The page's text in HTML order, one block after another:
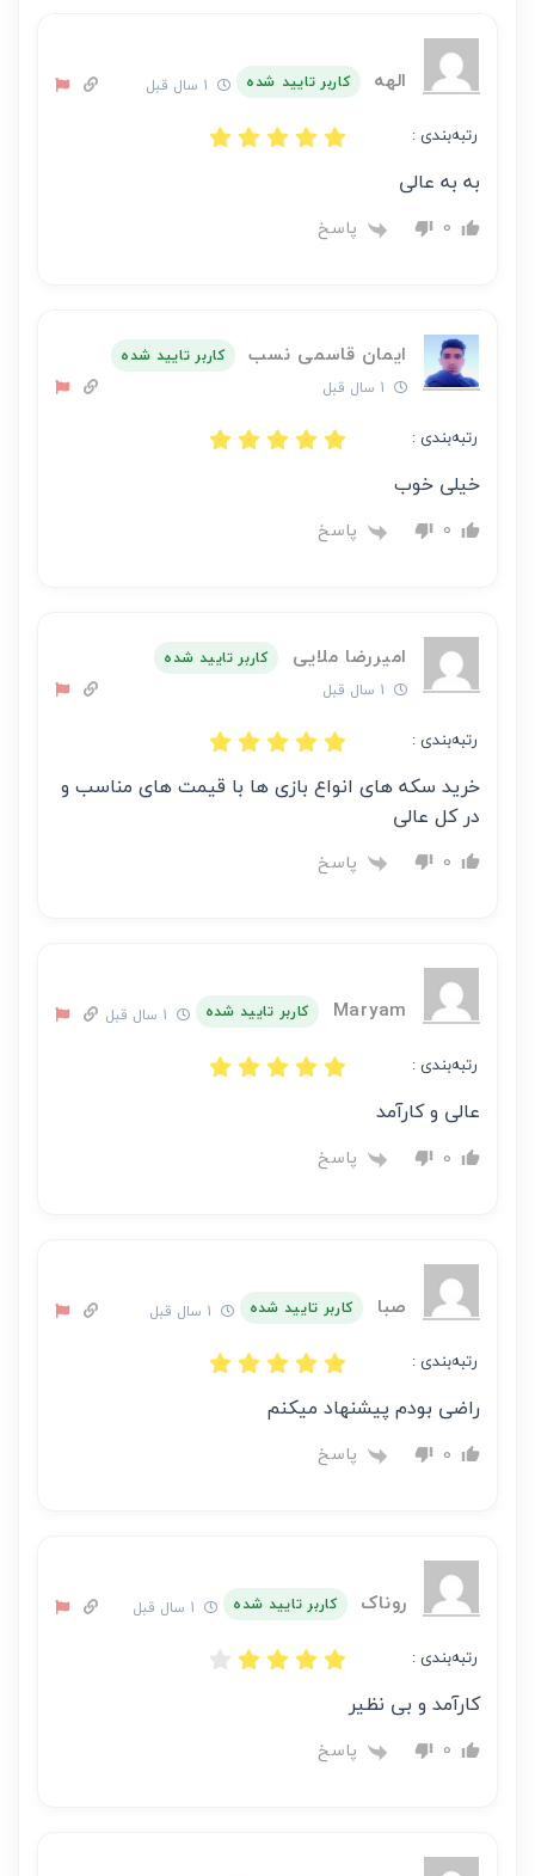
الهه کاربر تایید شده
رتبه‌بندی :
به به عالی
0 پاسخ
ایمان قاسمی نسب
کاربر تایید شده
رتبه‌بندی :
خیلی خوب
0 پاسخ
امیررضا ملایی
کاربر تایید شده
رتبه‌بندی :
خرید سکه های انواع بازی ها با قیمت های مناسب و
در کل عالی
0 پاسخ
Maryam کاربر تایید شده
رتبه‌بندی :
عالی و کارآمد
0 پاسخ
صبا کاربر تایید شده
رتبه‌بندی :
راضی بودم پیشنهاد میکنم
0 پاسخ
روناک کاربر تایید شده
رتبه‌بندی :
کارآمد و بی نظیر
0 پاسخ